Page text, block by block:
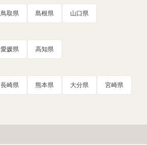
鳥取県 島根県 山口県
愛媛県 高知県
長崎県 熊本県 大分県 宮崎県